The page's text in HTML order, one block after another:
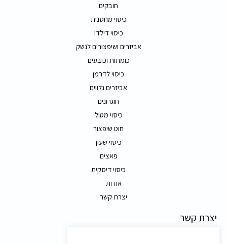
חובקים
כיסוי מחסנית
כיסוי דילדו
אביזרים ושיפצורים לנשק
כומתות וכובעים
כיסוי לדרמן
אביזרים נלווים
חוגרונים
כיסוי מטול
חוט שיפצור
כיסוי שעון
פאצים
כיסוי דיסקית
אודות
יצרת קשר
יצרת קשר